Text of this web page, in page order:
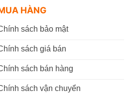
HÀNG
sách bảo mật
sách giá bán
sách bán hàng
sách vận chuyển